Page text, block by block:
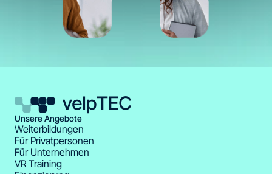
Unsere Angebote
Weiterbildungen
Für Privatpersonen
Für Unternehmen
VR Training